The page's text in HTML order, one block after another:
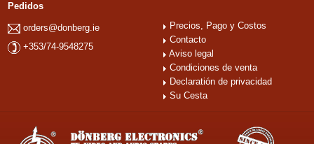
Pedidos
orders@donberg.ie
+353/74-9548275
Precios, Pago y Costos
Contacto
Aviso legal
Condiciones de venta
Declaratión de privacidad
Su Cesta